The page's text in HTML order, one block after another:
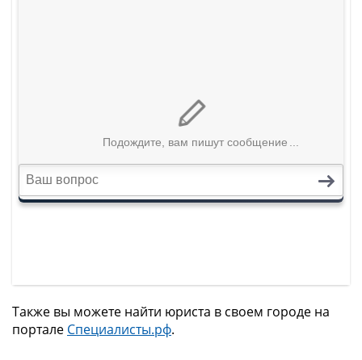
Также вы можете найти юриста в своем городе на
портале Специалисты.рф.